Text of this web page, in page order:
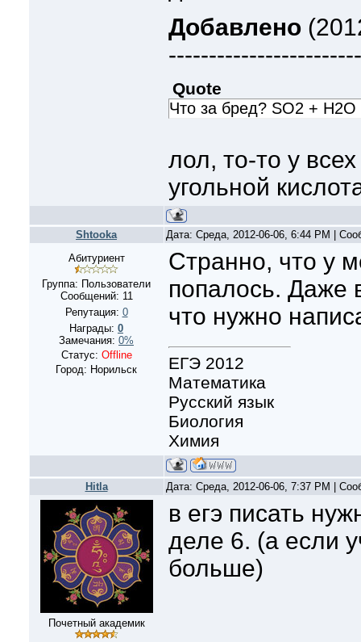
Добавлено
Quote
Что за бред? SO2 +
лол, то-то у
угольной
Shtooka
Дата: Среда, 2012-06-06, 6:44 PM |
Абитуриент
Группа: Пользователи
Сообщений: 11
Репутация: 0
Награды: 0
Замечания: 0%
Статус: Offline
Город: Норильск
Странно, что у
попалось. Даже
что нужно
ЕГЭ 2012
Математика
Русский язык
Биология
Химия
Hitla Дата: Среда, 2012-06-06, 7:37 PM |
Почетный академик
в егэ писать
деле 6. (а если
больше)